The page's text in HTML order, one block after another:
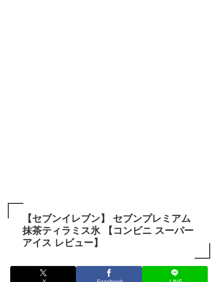
【セブンイレブン】 セブンプレミアム
抹茶ティラミス氷 【コンビニ スーパー
アイス レビュー】